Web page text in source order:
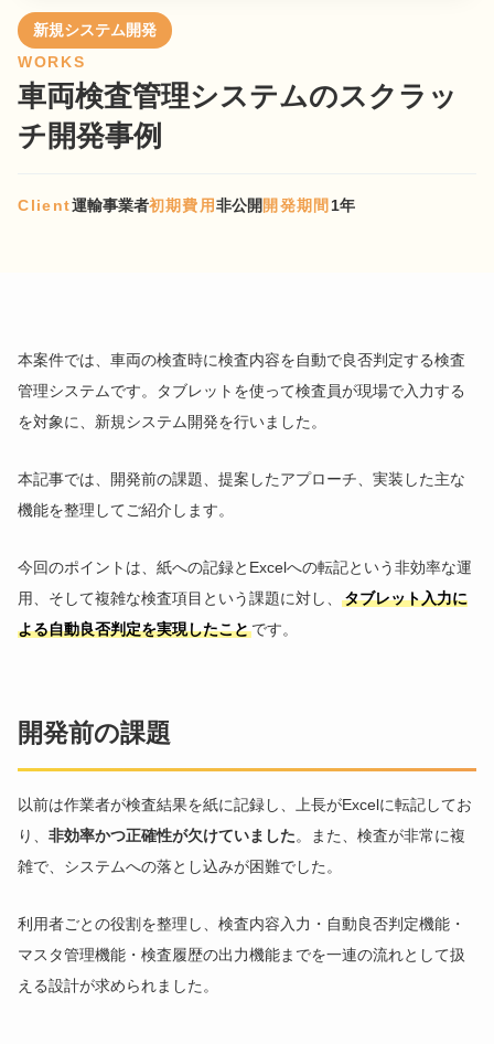
新規システム開発
WORKS
車両検査管理システムのスクラッ
チ開発事例
Client運輸事業者初期費用非公開 開発期間 1年
本案件では、車両の検査時に検査内容を自動で良否判定する検査
管理システムです。タブレットを使って検査員が現場で入力する
を対象に、新規システム開発を行いました。
本記事では、開発前の課題、提案したアプローチ、実装した主な
機能を整理してご紹介します。
今回のポイントは、紙への記録とExcelへの転記という非効率な運
用、そして複雑な検査項目という課題に対し、タブレット入力に
よる自動良否判定を実現したことです。
開発前の課題
以前は作業者が検査結果を紙に記録し、上長がExcelに転記してお
り、非効率かつ正確性が欠けていました。また、検査が非常に複
雑で、システムへの落とし込みが困難でした。
利用者ごとの役割を整理し、検査内容入力・自動良否判定機能・
マスタ管理機能・検査履歴の出力機能までを一連の流れとして扱
える設計が求められました。